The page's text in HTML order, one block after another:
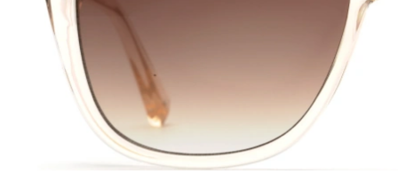
46 mm
Linshöjd Linsbredd